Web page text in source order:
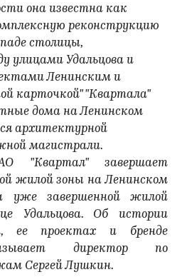
она известна как
реконструкцию
столицы,
улицами Удальцова и
Ленинским и
карточкой" "Квартала"
дома на Ленинском
архитектурной
магистрали.
"Квартал" завершает
жилой зоны на Ленинском
уже завершенной жилой
Удальцова. Об истории
ее проектах и бренде
директор по
Сергей Лушкин.